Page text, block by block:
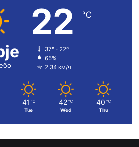
22 ℃
37º - 22º
65%
2.34 км/ч
41 ℃
Tue
42 ℃
Wed
40 ℃
Thu